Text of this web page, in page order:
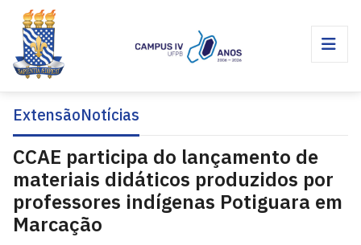
ExtensãoNotícias
CCAE participa do lançamento de
materiais didáticos produzidos por
professores indígenas Potiguara em
Marcação